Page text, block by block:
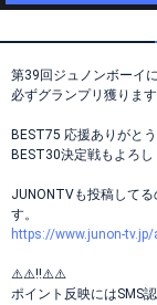
第39回ジュノンボーイ
必ずグランプリ獲ります
BEST75 応援ありがと
BEST30決定戦もよろ
JUNONTVも投稿して
す。
https://www.junon-
⚠️⚠️‼️⚠️⚠️
ポイント反映にはSMS